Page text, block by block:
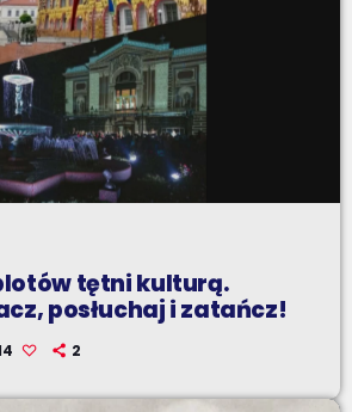
tętni kulturą.
posłuchaj i zatańcz!
2